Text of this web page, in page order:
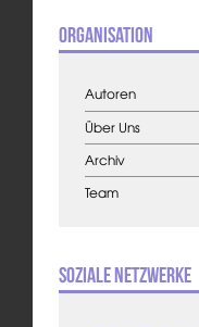
Organisation
Autoren
Über Uns
Archiv
Team
Soziale Netzwerke